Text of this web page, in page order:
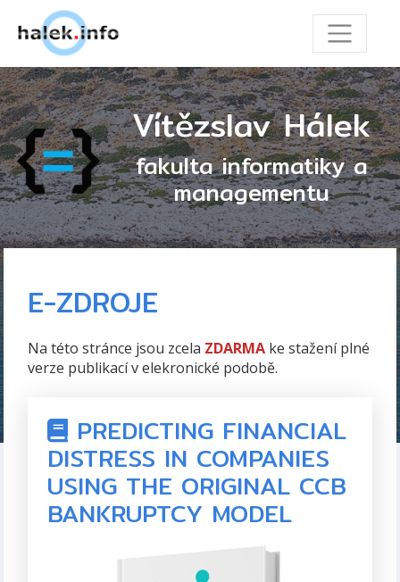
Vítězslav Hálek
fakulta informatiky a
managementu
E-ZDROJE
Na této stránce jsou zcela ZDARMAke stažení plné
verze publikací v elekronické podobě.
PREDICTING FINANCIAL
DISTRESS IN COMPANIES
USING THE ORIGINAL CCB
BANKRUPTCY MODEL